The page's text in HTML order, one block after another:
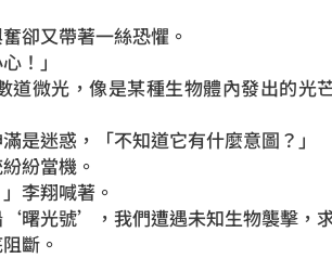
卻又帶著一絲恐懼。
！」
道微光，像是某種生物體內發出的光
是迷惑，「不知道它有什麼意圖？」
紛當機。
李翔喊著。
曙光號’，我們遭遇未知生物襲擊，
斷。